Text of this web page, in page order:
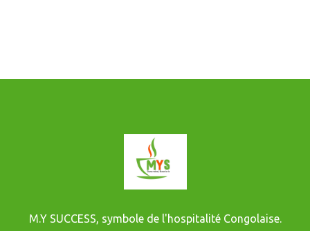
M.Y SUCCESS, symbole de l'hospitalité Congolaise.